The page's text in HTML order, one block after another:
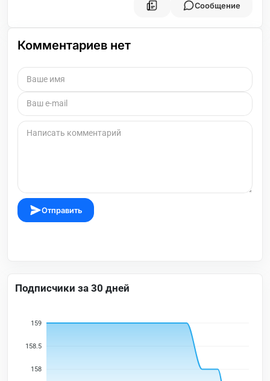
Сообщение
Комментариев нет
Отправить
Подписчики за 30 дней
159
158.5
158